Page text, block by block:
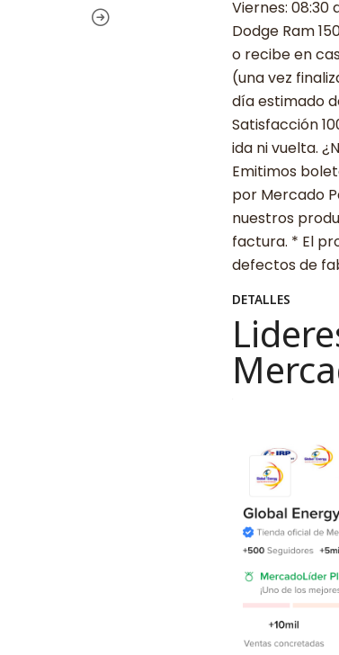
Viernes: 08:30
Dodge Ram
o recibe en
(una vez
día estimado
Satisfacción
ida ni vuelta.
Emitimos
por Mercado
nuestros
factura. * El
defectos de
DETALLES